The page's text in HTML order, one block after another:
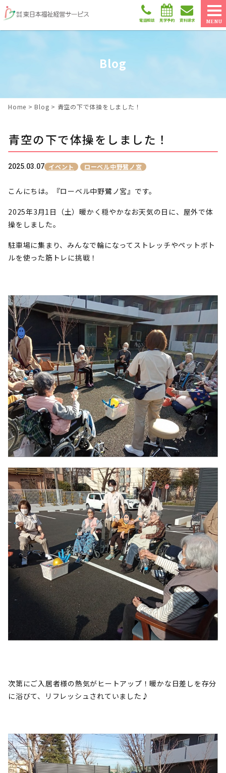
MENU
電話相談 見学予約 資料請求
Blog
Home > Blog > 青空の下で体操をしました！
青空の下で体操をしました！
2025.03.07 イベント ローベル中野鷺ノ宮
こんにちは。『ローベル中野鷺ノ宮』です。
2025年3月1日（土）暖かく穏やかなお天気の日に、屋外で体
操をしました。
駐車場に集まり、みんなで輪になってストレッチやペットボト
ルを使った筋トレに挑戦！
次第にご入居者様の熱気がヒートアップ！暖かな日差しを存分
に浴びて、リフレッシュされていました♪